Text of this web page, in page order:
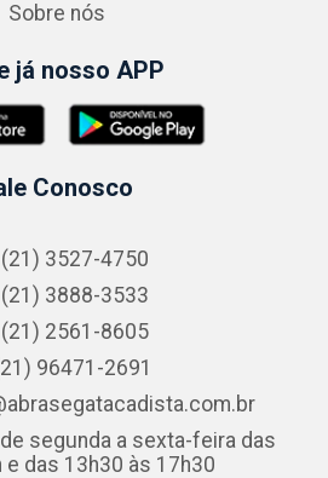
Sobre nós
já nosso APP
Conosco
(21) 3527-4750
(21) 3888-3533
(21) 2561-8605
96471-2691
segunda a sexta-feira das
e das 13h30 às 17h30